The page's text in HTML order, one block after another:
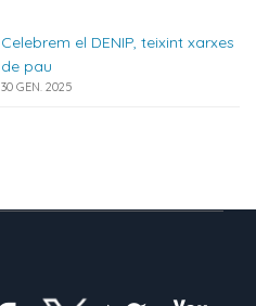
Celebrem el DENIP, teixint xarxes
de pau
30 GEN. 2025